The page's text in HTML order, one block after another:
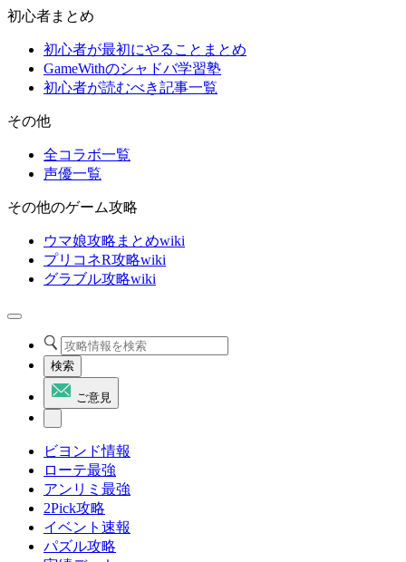
初心者まとめ
初心者が最初にやることまとめ
GameWithのシャドバ学習塾
初心者が読むべき記事一覧
その他
全コラボ一覧
声優一覧
その他のゲーム攻略
ウマ娘攻略まとめwiki
プリコネR攻略wiki
グラブル攻略wiki
検索
ご意見
ビヨンド情報
ローテ最強
アンリミ最強
2Pick攻略
イベント速報
パズル攻略